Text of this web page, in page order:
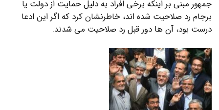
جمهور مبنی بر اینکه برخی افراد به دلیل حمایت از دولت یا
برجام رد صلاحیت شده اند، خاطرنشان کرد که اگر این ادعا
درست بود، آن ها دور قبل رد صلاحیت می شدند.